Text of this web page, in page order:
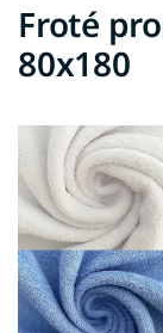
Froté
80x180